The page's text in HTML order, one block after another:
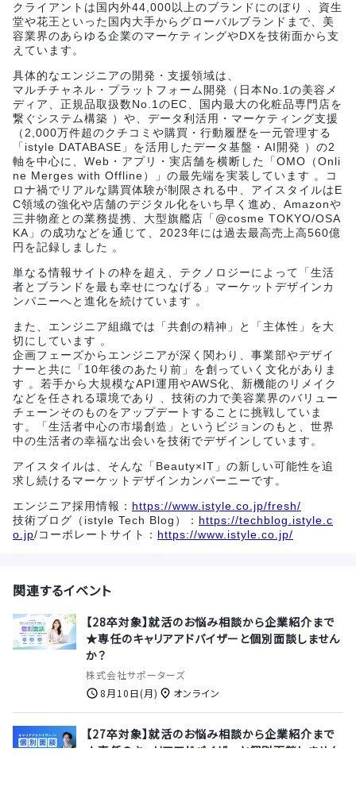
クライアントは国内外44,000以上のブランドにのぼり 、資生
堂や花王といった国内大手からグローバルブランドまで、美
容業界のあらゆる企業のマーケティングやDXを技術面から支
えています。
具体的なエンジニアの開発・支援領域は、
マルチチャネル・プラットフォーム開発（日本No.1の美容メ
ディア、正規品取扱数No.1のEC、国内最大の化粧品専門店を
繋ぐシステム構築 ）や、データ利活用・マーケティング支援
（2,000万件超のクチコミや購買・行動履歴を一元管理する
「istyle DATABASE」を活用したデータ基盤・AI開発 ）の2
軸を中心に、Web・アプリ・実店舗を横断した「OMO（Onli
ne Merges with Offline）」の最先端を実装しています 。コ
ロナ禍でリアルな購買体験が制限される中、アイスタイルはE
C領域の強化や店舗のデジタル化をいち早く進め、Amazonや
三井物産との業務提携、大型旗艦店「@cosme TOKYO/OSA
KA」の成功などを通じて、2023年には過去最高売上高560億
円を記録しました 。
単なる情報サイトの枠を超え、テクノロジーによって「生活
者とブランドを最も幸せにつなげる」マーケットデザインカ
ンパニーへと進化を続けています 。
また、エンジニア組織では「共創の精神」と「主体性」を大
切にしています 。
企画フェーズからエンジニアが深く関わり、事業部やデザイ
ナーと共に「10年後のあたり前」を創っていく文化がありま
す 。若手から大規模なAPI運用やAWS化、新機能のリメイク
などを任される環境であり 、技術の力で美容業界のバリュー
チェーンそのものをアップデートすることに挑戦していま
す。「生活者中心の市場創造」というビジョンのもと、世界
中の生活者の幸福な出会いを技術でデザインしています。
アイスタイルは、そんな「Beauty×IT」の新しい可能性を追
求し続けるマーケットデザインカンパーニーです。
エンジニア採用情報： https://www.istyle.co.jp/fresh/
技術ブログ（istyle Tech Blog）： https://techblog.istyle.c
o.jp/コーポレートサイト： https://www.istyle.co.jp/
関連するイベント
【28卒対象】就活のお悩み相談から企業紹介まで
★専任のキャリアアドバイザーと個別面談しません
か？
株式会社サポーターズ
8月10日(月)
オンライン
【27卒対象】就活のお悩み相談から企業紹介まで
★専任のキャリアアドバイザーと個別面談しません